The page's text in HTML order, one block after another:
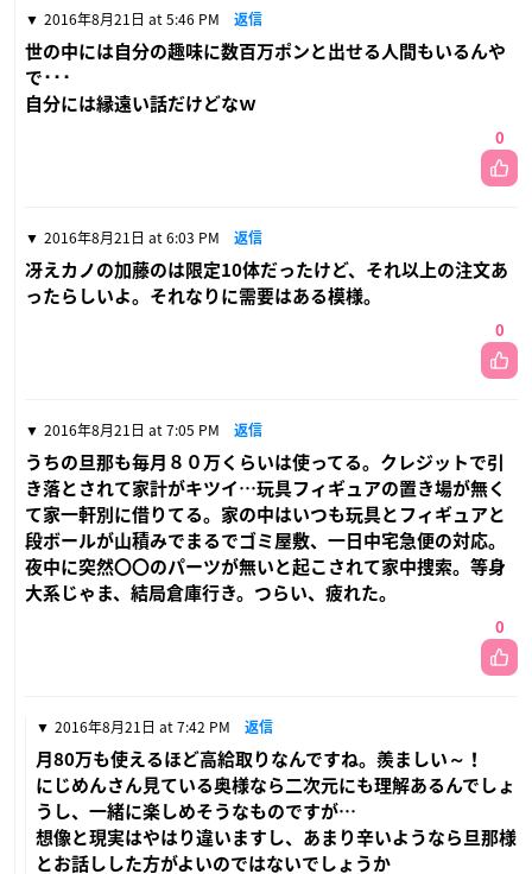
2016年8月21日 at 5:46 PM 返信
世の中には自分の趣味に数百万ポンと出せる人間もいるんや
で･･･
自分には縁遠い話だけどなｗ
0
2016年8月21日 at 6:03 PM 返信
冴えカノの加藤のは限定10体だったけど、それ以上の注文あ
ったらしいよ。それなりに需要はある模様。
0
2016年8月21日 at 7:05 PM 返信
うちの旦那も毎月８０万くらいは使ってる。クレジットで引
き落とされて家計がキツイ…玩具フィギュアの置き場が無く
て家一軒別に借りてる。家の中はいつも玩具とフィギュアと
段ボールが山積みでまるでゴミ屋敷、一日中宅急便の対応。
夜中に突然〇〇のパーツが無いと起こされて家中捜索。等身
大系じゃま、結局倉庫行き。つらい、疲れた。
0
2016年8月21日 at 7:42 PM 返信
月80万も使えるほど高給取りなんですね。羨ましい～！
にじめんさん見ている奥様なら二次元にも理解あるんでしょ
うし、一緒に楽しめそうなものですが…
想像と現実はやはり違いますし、あまり辛いようなら旦那様
とお話しした方がよいのではないでしょうか